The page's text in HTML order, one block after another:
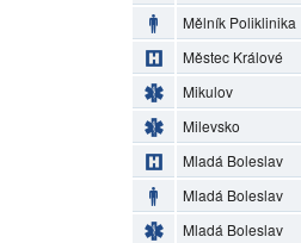
Mělník Poliklinika
Městec Králové
Mikulov
Milevsko
Mladá Boleslav
Mladá Boleslav
Mladá Boleslav